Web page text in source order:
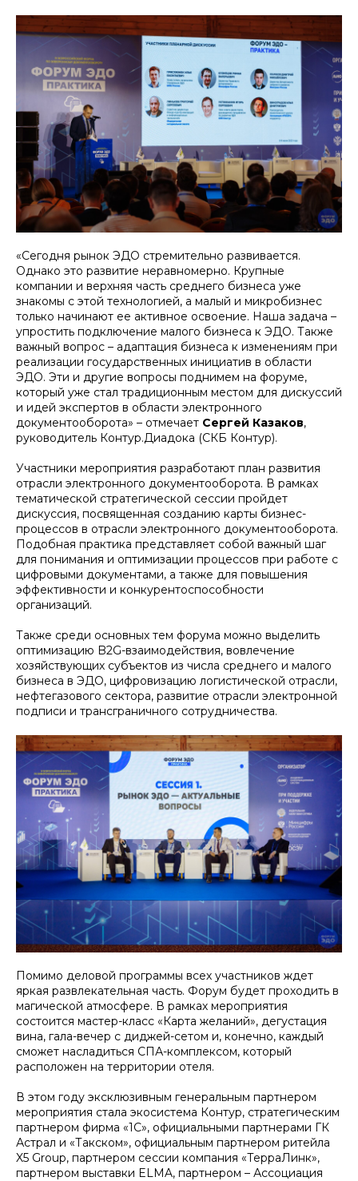
«Сегодня рынок ЭДО стремительно развивается.
Однако это развитие неравномерно. Крупные
компании и верхняя часть среднего бизнеса уже
знакомы с этой технологией, а малый и микробизнес
только начинают ее активное освоение. Наша задача –
упростить подключение малого бизнеса к ЭДО. Также
важный вопрос – адаптация бизнеса к изменениям при
реализации государственных инициатив в области
ЭДО. Эти и другие вопросы поднимем на форуме,
который уже стал традиционным местом для дискуссий
и идей экспертов в области электронного
документооборота» – отмечает Сергей Казаков,
руководитель Контур.Диадока (СКБ Контур).
Участники мероприятия разработают план развития
отрасли электронного документооборота. В рамках
тематической стратегической сессии пройдет
дискуссия, посвященная созданию карты бизнес-
процессов в отрасли электронного документооборота.
Подобная практика представляет собой важный шаг
для понимания и оптимизации процессов при работе с
цифровыми документами, а также для повышения
эффективности и конкурентоспособности
организаций.
Также среди основных тем форума можно выделить
оптимизацию B2G-взаимодействия, вовлечение
хозяйствующих субъектов из числа среднего и малого
бизнеса в ЭДО, цифровизацию логистической отрасли,
нефтегазового сектора, развитие отрасли электронной
подписи и трансграничного сотрудничества.
Помимо деловой программы всех участников ждет
яркая развлекательная часть. Форум будет проходить в
магической атмосфере. В рамках мероприятия
состоится мастер-класс «Карта желаний», дегустация
вина, гала-вечер с диджей-сетом и, конечно, каждый
сможет насладиться СПА-комплексом, который
расположен на территории отеля.
В этом году эксклюзивным генеральным партнером
мероприятия стала экосистема Контур, стратегическим
партнером фирма «1С», официальными партнерами ГК
Астрал и «Такском», официальным партнером ритейла
X5 Group, партнером сессии компания «ТерраЛинк»,
партнером выставки ELMA, партнером – Ассоциация